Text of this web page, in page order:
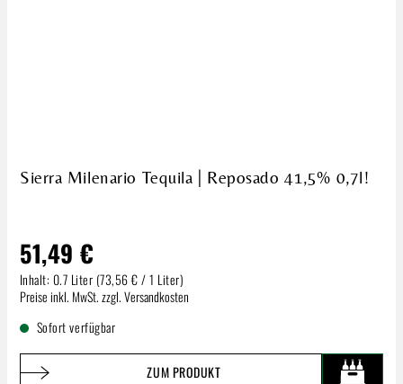
Sierra Milenario Tequila | Reposado 41,5% 0,7l!
51,49 €
Inhalt: 0.7 Liter (73,56 € / 1 Liter)
Regulärer Preis:
Preise inkl. MwSt. zzgl. Versandkosten
Sofort verfügbar
ZUM PRODUKT